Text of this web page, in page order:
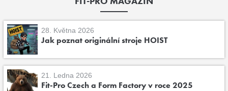
28. Května 2026
Jak poznat originální stroje HOIST
21. Ledna 2026
Fit-Pro Czech a Form Factory v roce 2025